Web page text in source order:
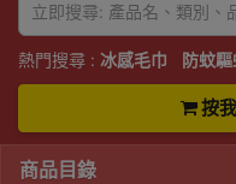
熱門搜尋 : 冰感毛巾 防蚊驅
按
商品目錄